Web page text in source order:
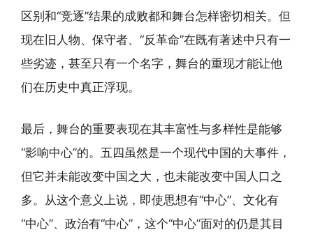
区别和“竞逐”结果的成败都和舞台怎样密切相关。但
现在旧人物、保守者、“反革命”在既有著述中只有一
些劣迹，甚至只有一个名字，舞台的重现才能让他
们在历史中真正浮现。
最后，舞台的重要表现在其丰富性与多样性是能够
“影响中心”的。五四虽然是一个现代中国的大事件，
但它并未能改变中国之大，也未能改变中国人口之
多。从这个意义上说，即使思想有“中心”、文化有
“中心”、政治有“中心”，这个“中心”面对的仍是其目